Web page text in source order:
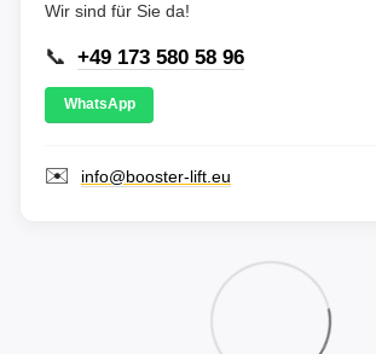
Wir sind für Sie da!
📞 +49 173 580 58 96
WhatsApp
✉️ info@booster-lift.eu